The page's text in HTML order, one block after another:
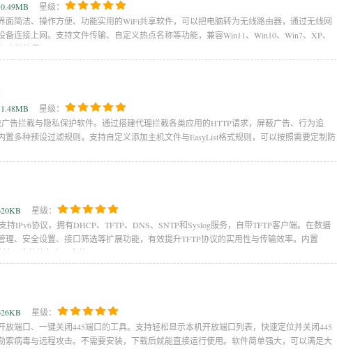
星级：
面简洁、操作方便、功能实用的WiFi共享软件，可以把电脑转为无线路由器，通过无线网
连接上网。支持文件传输、自定义热点名称等功能，兼容Win11、Win10、Win7、XP、
表情符号
星级：
告拦截与隐私保护软件。通过搭建代理拦截各类应用的HTTP请求，屏蔽广告、行为追
置多种预设过滤规则，支持自定义添加主机文件与EasyList格式规则，可以按照需要定制防
星级：
持IPv6协议，拥有DHCP、TFTP、DNS、SNTP和Syslog服务，自带TFTP客户端。在数据
、安全设置、接口筛选等扩展功能，有效提升TFTP协议的实用性与传输效率。内置
址，软件体积小，安装
星级：
端口、一键关闭445端口的工具。支持轻松显示本机开放端口列表，快速定位并关闭445
索病毒与远程攻击。不需要安装，下载后就能直接运行使用。软件简单强大，可以满足大